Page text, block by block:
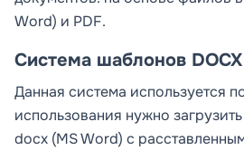
Word) и PDF.
Система шаблонов DOCX
Данная система используется
использования нужно
docx (MS Word) с